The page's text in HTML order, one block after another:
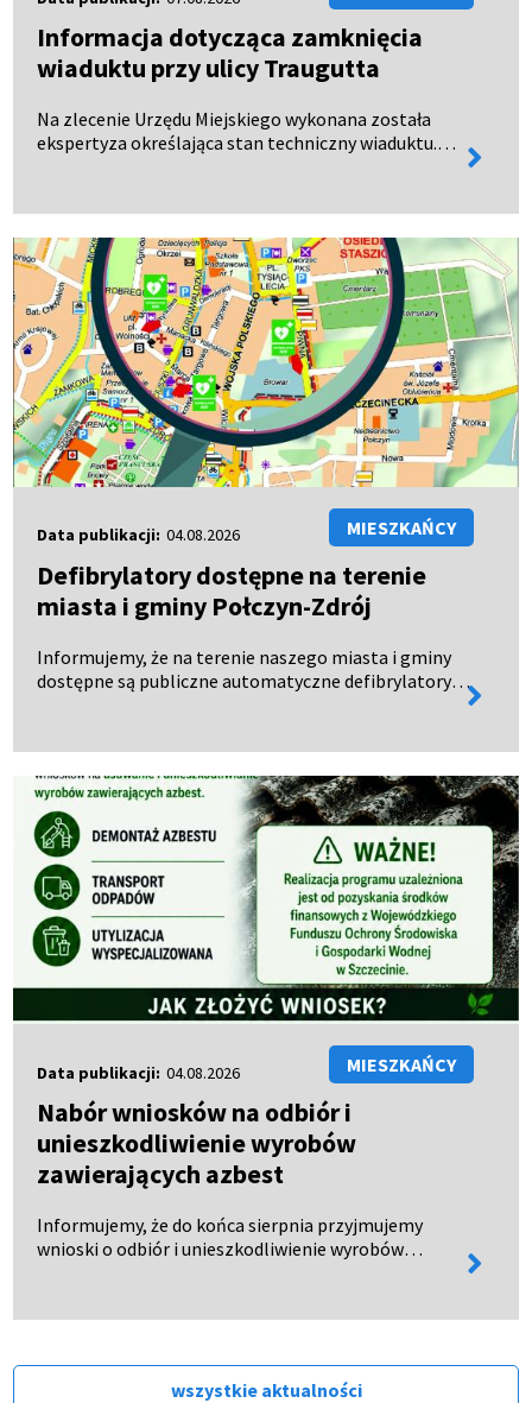
Informacja dotycząca zamknięcia
wiaduktu przy ulicy Traugutta
Na zlecenie Urzędu Miejskiego wykonana została
ekspertyza określająca stan techniczny wiaduktu.
kolejow…
więcej
Data publikacji: 04.08.2026 MIESZKAŃCY
Defibrylatory dostępne na terenie
miasta i gminy Połczyn-Zdrój
Informujemy, że na terenie naszego miasta i gminy
dostępne są publiczne automatyczne defibrylatory
uratow…
więcej
Data publikacji: 04.08.2026 MIESZKAŃCY
Nabór wniosków na odbiór i
unieszkodliwienie wyrobów
zawierających azbest
Informujemy, że do końca sierpnia przyjmujemy
wnioski o odbiór i unieszkodliwienie wyrobów
strony BIP…
więcej
wszystkie aktualności